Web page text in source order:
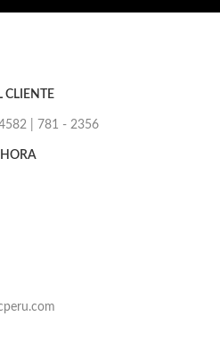
CLIENTE
| 781 - 2356